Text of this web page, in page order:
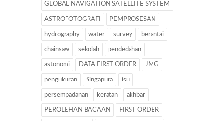
GLOBAL NAVIGATION SATELLITE SYSTEM
ASTROFOTOGRAFI PEMPROSESAN
hydrography water survey berantai
chainsaw sekolah pendedahan
astonomi DATA FIRST ORDER JMG
pengukuran Singapura isu
persempadanan keratan akhbar
PEROLEHAN BACAAN FIRST ORDER